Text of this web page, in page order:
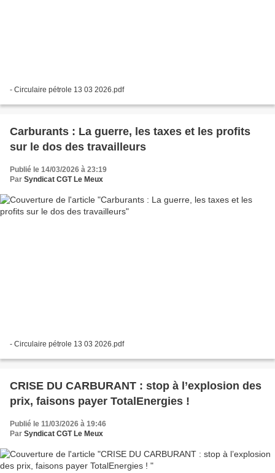
- Circulaire pétrole 13 03 2026.pdf
Carburants : La guerre, les taxes et les profits
sur le dos des travailleurs
Publié le 14/03/2026 à 23:19
Par Syndicat CGT Le Meux
- Circulaire pétrole 13 03 2026.pdf
CRISE DU CARBURANT : stop à l’explosion des
prix, faisons payer TotalEnergies !
Publié le 11/03/2026 à 19:46
Par Syndicat CGT Le Meux